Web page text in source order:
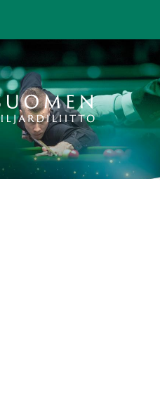
Suomen Biljardiliitto ry